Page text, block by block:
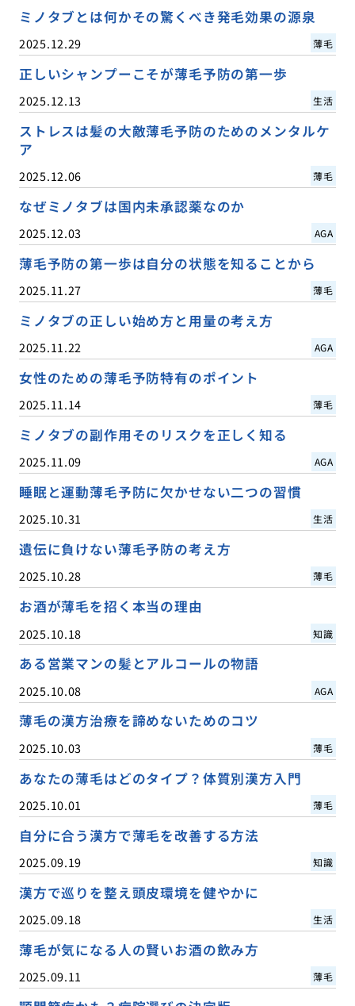
ミノタブとは何かその驚くべき発毛効果の源泉
2025.12.29 薄毛
正しいシャンプーこそが薄毛予防の第一歩
2025.12.13 生活
ストレスは髪の大敵薄毛予防のためのメンタルケ
ア
2025.12.06 薄毛
なぜミノタブは国内未承認薬なのか
2025.12.03 AGA
薄毛予防の第一歩は自分の状態を知ることから
2025.11.27 薄毛
ミノタブの正しい始め方と用量の考え方
2025.11.22 AGA
女性のための薄毛予防特有のポイント
2025.11.14 薄毛
ミノタブの副作用そのリスクを正しく知る
2025.11.09 AGA
睡眠と運動薄毛予防に欠かせない二つの習慣
2025.10.31 生活
遺伝に負けない薄毛予防の考え方
2025.10.28 薄毛
お酒が薄毛を招く本当の理由
2025.10.18 知識
ある営業マンの髪とアルコールの物語
2025.10.08 AGA
薄毛の漢方治療を諦めないためのコツ
2025.10.03 薄毛
あなたの薄毛はどのタイプ？体質別漢方入門
2025.10.01 薄毛
自分に合う漢方で薄毛を改善する方法
2025.09.19 知識
漢方で巡りを整え頭皮環境を健やかに
2025.09.18 生活
薄毛が気になる人の賢いお酒の飲み方
2025.09.11 薄毛